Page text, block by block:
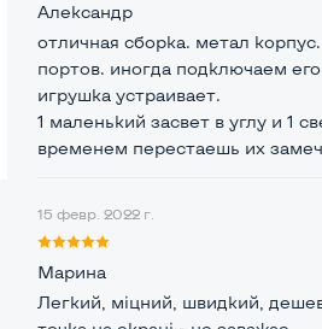
Александр
отличная сборка. метал
портов. иногда подключаем
игрушка устраивает.
1 маленький засвет в углу и 1
временем перестаешь их
15 февр. 2022 г.
Марина
Легкий, міцний, швидкий,